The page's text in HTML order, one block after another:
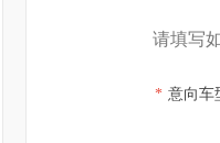
请填写
* 意向车